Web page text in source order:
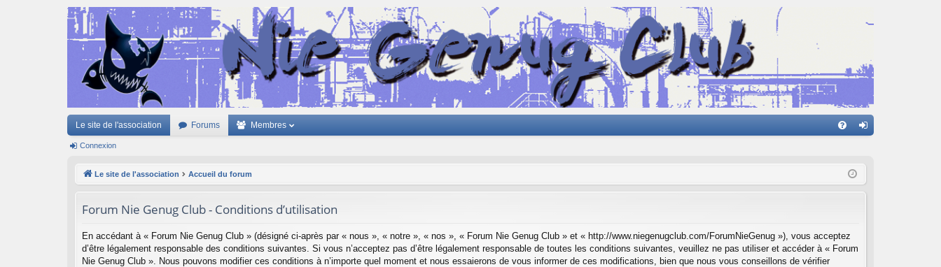
Le site de l'association Forums Membres
ne
Connexion
Le site de l'association Accueil du forum
Forum Nie Genug Club - Conditions d’utilisation
En accédant à « Forum Nie Genug Club » (désigné ci-après par « nous », « notre », « nos », « Forum Nie Genug Club » et « http://www.niegenugclub.com/ForumNieGenug »), vous acceptez
d’être légalement responsable des conditions suivantes. Si vous n’acceptez pas d’être légalement responsable de toutes les conditions suivantes, veuillez ne pas utiliser et accéder à « Forum
Nie Genug Club ». Nous pouvons modifier ces conditions à n’importe quel moment et nous essaierons de vous informer de ces modifications, bien que nous vous conseillons de vérifier